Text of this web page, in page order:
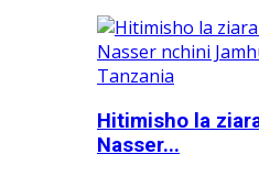
Hitimisho la
Nasser...